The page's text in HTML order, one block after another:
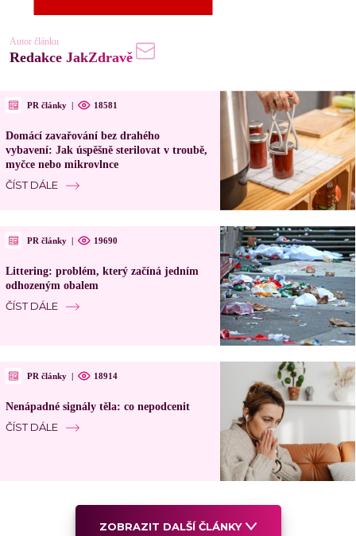
Autor článku
Redakce JakZdravě
PR články | 18581
Domácí zavařování bez drahého
vybavení: Jak úspěšně sterilovat v troubě,
myčce nebo mikrovlnce
ČÍST DÁLE
PR články | 19690
Littering: problém, který začíná jedním
odhozeným obalem
ČÍST DÁLE
PR články | 18914
Nenápadné signály těla: co nepodcenit
ČÍST DÁLE
ZOBRAZIT DALŠÍ ČLÁNKY